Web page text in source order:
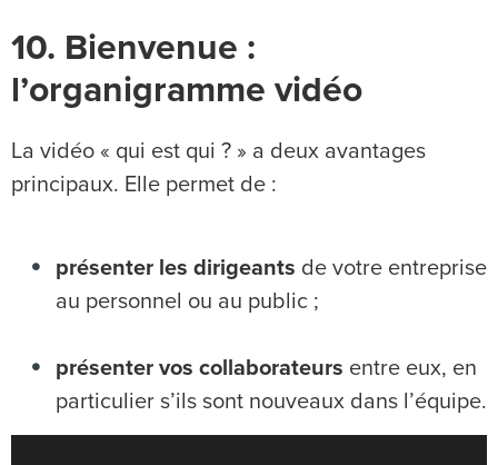
10. Bienvenue :
l’organigramme vidéo
La vidéo « qui est qui ? » a deux avantages
principaux. Elle permet de :
présenter les dirigeants de votre entreprise
au personnel ou au public ;
présenter vos collaborateurs entre eux, en
particulier s’ils sont nouveaux dans l’équipe.